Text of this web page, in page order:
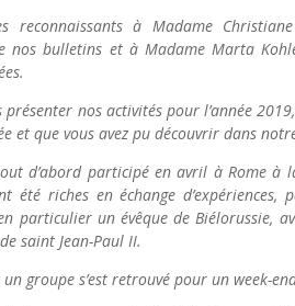
reconnaissants à Madame
nos bulletins et à Madame Marta
présenter nos activités pour l’année
et que vous avez pu découvrir dans
d’abord participé en avril à Rome à
été riches en échange d’expériences,
particulier un évêque de Biélorussie,
saint Jean-Paul II.
groupe s’est retrouvé pour un week-